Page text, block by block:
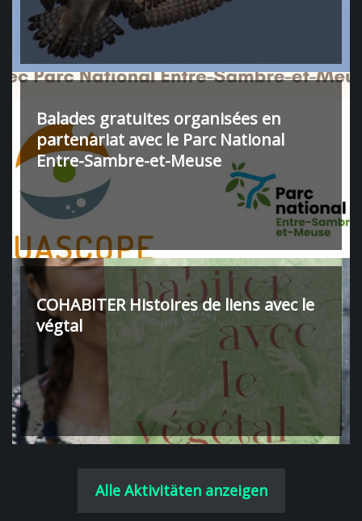
Balades gratuites organisées en
partenariat avec le Parc National
Entre-Sambre-et-Meuse
COHABITER Histoires de liens avec le
végtal
Alle Aktivitäten anzeigen